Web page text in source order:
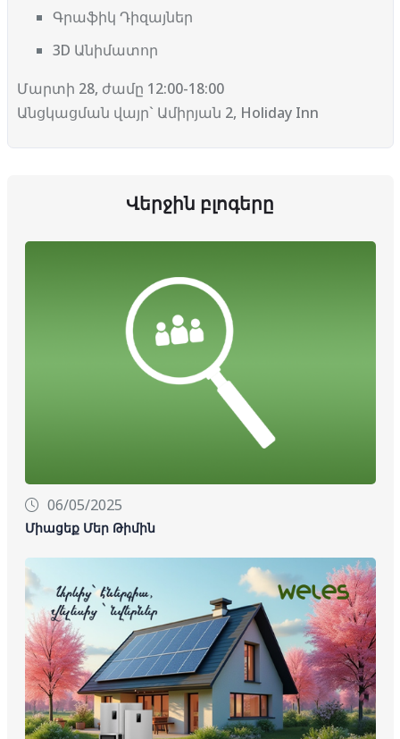
Գրաֆիկ Դիզայներ
3D Անիմատոր
Մարտի 28, ժամը 12:00-18:00
Անցկացման վայր` Ամիրյան 2, Holiday Inn
Վերջին բլոգերը
06/05/2025
Միացեք Մեր Թիմին